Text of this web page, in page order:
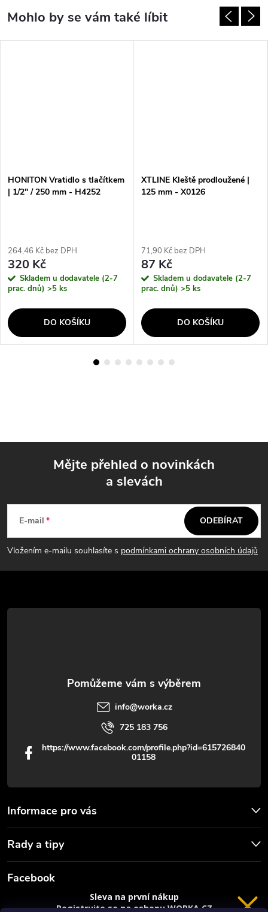
HONITON Vratidlo s tlačítkem
| 1/2" / 250 mm - H4252
264,46 Kč bez DPH
320 Kč
Skladem u dodavatele (2-7
prac. dnů) >5 ks
DO KOŠÍKU
XTLINE Kleště prodloužené |
125 mm - X0126
71,90 Kč bez DPH
87 Kč
Skladem u dodavatele (2-7
prac. dnů) >5 ks
DO KOŠÍKU
p
a
t
Mějte přehled o novinkách
a slevách
E-mail
Vložením e-mailu souhlasíte s podmínkami ochrany osobních údajů
ODEBÍRAT
Informace pro vás
Rady a tipy
info@worka.cz
725 183 756
https://www.facebook.com/profile.php?id=615726840
01158
Facebook
Sleva na první nákup
Registrujte se na eshopu WORKA.CZ